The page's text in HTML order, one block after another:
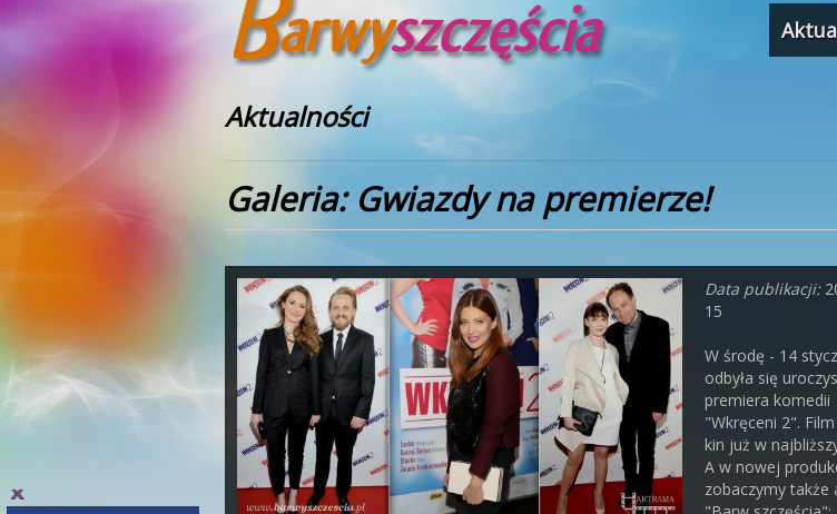
Aktualności
Galeria: Gwiazdy na premierze!
Data publikacji:
15
W środę - 14
odbyła się
premiera komedii
"Wkręceni 2".
kin już w
A w nowej
zobaczymy także